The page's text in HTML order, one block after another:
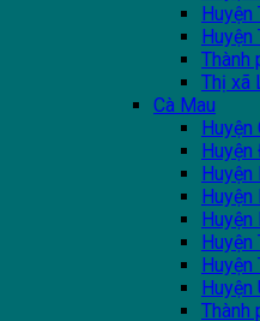
Huyện
Huyện
Thành
Thị xã
Cà Mau
Huyện
Huyện
Huyện
Huyện
Huyện
Huyện
Huyện
Thành